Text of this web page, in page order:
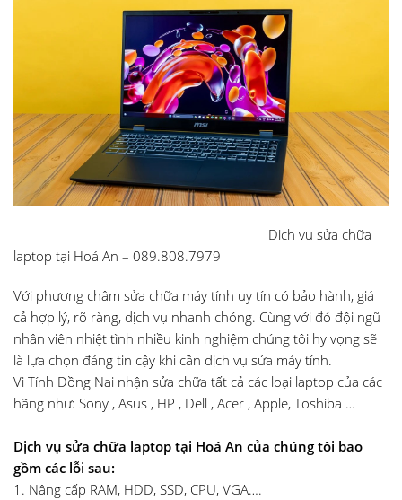
Dịch vụ sửa chữa
laptop tại Hoá An – 089.808.7979
Với phương châm sửa chữa máy tính uy tín có bảo hành, giá
cả hợp lý, rõ ràng, dịch vụ nhanh chóng. Cùng với đó đội ngũ
nhân viên nhiệt tình nhiều kinh nghiệm chúng tôi hy vọng sẽ
là lựa chọn đáng tin cậy khi cần dịch vụ sửa máy tính.
Vi Tính Đồng Nai nhận sửa chữa tất cả các loại laptop của các
hãng như: Sony , Asus , HP , Dell , Acer , Apple, Toshiba …
Dịch vụ sửa chữa laptop tại Hoá An của chúng tôi bao
gồm các lỗi sau:
1. Nâng cấp RAM, HDD, SSD, CPU, VGA….